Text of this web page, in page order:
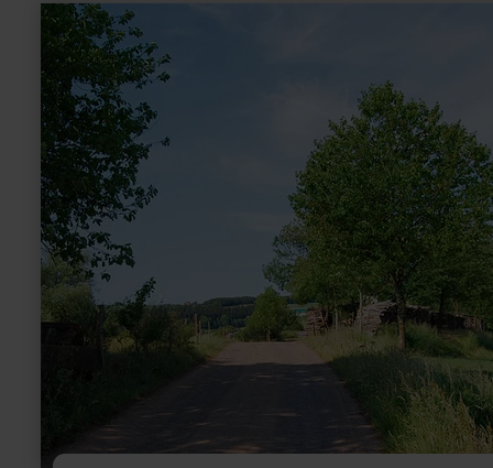
meer
informatie
over:
Naturpark
Südeifel
Wanderweg
Nr.
92
Krautscheid-
Berkoth